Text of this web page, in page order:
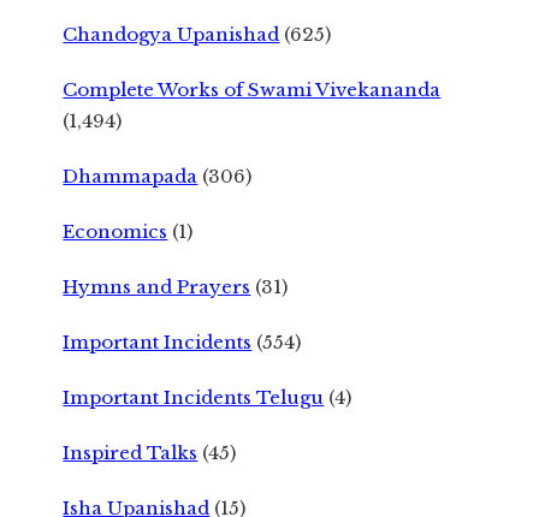
Chandogya Upanishad (625)
Complete Works of Swami Vivekananda
(1,494)
Dhammapada (306)
Economics (1)
Hymns and Prayers (31)
Important Incidents (554)
Important Incidents Telugu (4)
Inspired Talks (45)
Isha Upanishad (15)